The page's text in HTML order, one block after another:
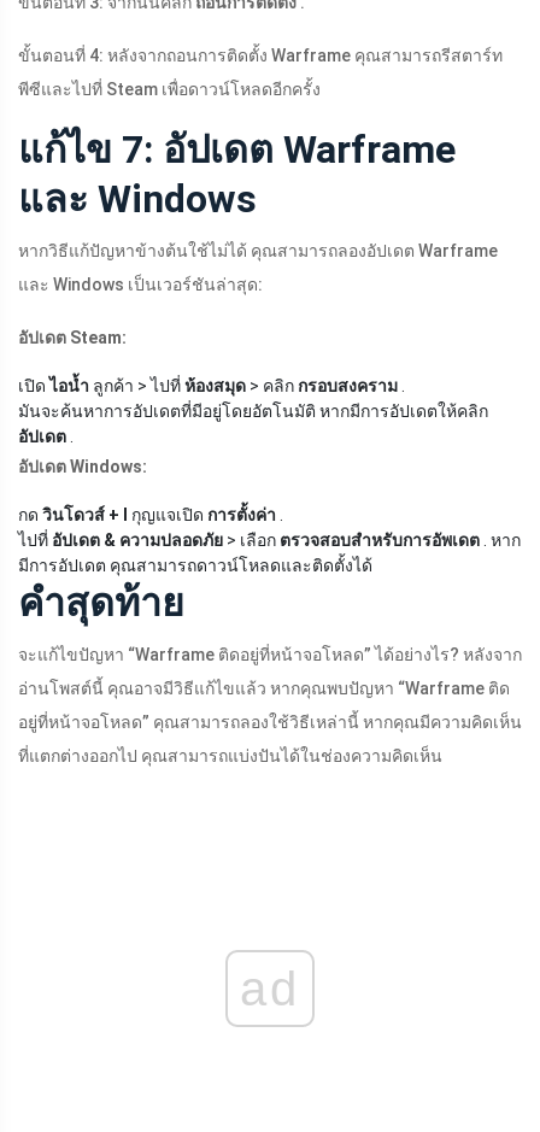
ขั้นตอนที่ 4: หลังจากถอนการติดตั้ง Warframe คุณสามารถรีสตาร์ท
พีซีและไปที่ Steam เพื่อดาวน์โหลดอีกครั้ง
แก้ไข 7: อัปเดต Warframe
และ Windows
หากวิธีแก้ปัญหาข้างต้นใช้ไม่ได้ คุณสามารถลองอัปเดต Warframe
และ Windows เป็นเวอร์ชันล่าสุด:
อัปเดต Steam:
เปิดไอน้ำ ลูกค้า > ไปที่ห้องสมุด > คลิก กรอบสงคราม.
มันจะค้นหาการอัปเดตที่มีอยู่โดยอัตโนมัติ หากมีการอัปเดตให้คลิก
อัปเดต.
อัปเดต Windows:
กด วินโดวส์ + I กุญแจเปิด การตั้งค่า .
ไปที่ อัปเดต & ความปลอดภัย > เลือก ตรวจสอบสำหรับการอัพเดต. หาก
มีการอัปเดต คุณสามารถดาวน์โหลดและติดตั้งได้
คำสุดท้าย
จะแก้ไขปัญหา “Warframe ติดอยู่ที่หน้าจอโหลด” ได้อย่างไร? หลังจาก
อ่านโพสต์นี้ คุณอาจมีวิธีแก้ไขแล้ว หากคุณพบปัญหา “Warframe ติด
อยู่ที่หน้าจอโหลด” คุณสามารถลองใช้วิธีเหล่านี้ หากคุณมีความคิดเห็น
ที่แตกต่างออกไป คุณสามารถแบ่งปันได้ในช่องความคิดเห็น
ad